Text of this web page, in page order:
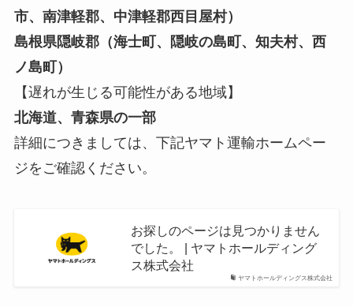
市、南津軽郡、中津軽郡西目屋村）
島根県隠岐郡（海士町、隠岐の島町、知夫村、西
ノ島町）
【遅れが生じる可能性がある地域】
北海道、青森県の一部
詳細につきましては、下記ヤマト運輸ホームペー
ジをご確認ください。
ヤマトホールディングス株式会社
お探しのページは見つかりません
でした。 | ヤマトホールディング
ス株式会社